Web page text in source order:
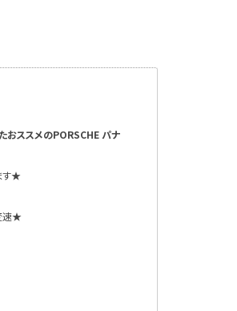
おススメのPORSCHE パナ
す★
速★